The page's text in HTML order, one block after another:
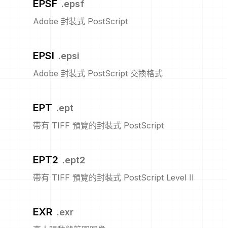
EPSF .epsf
Adobe 封裝式 PostScript
EPSI .epsi
Adobe 封裝式 PostScript 交換格式
EPT .ept
帶有 TIFF 預覽的封裝式 PostScript
EPT2 .ept2
帶有 TIFF 預覽的封裝式 PostScript Level II
EXR .exr